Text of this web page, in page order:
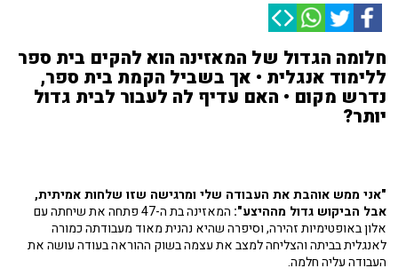
חלומה הגדול של המאזינה הוא להקים בית ספר
ללימוד אנגלית • אך בשביל הקמת בית ספר,
נדרש מקום • האם עדיף לה לעבור לבית גדול
יותר?
"אני ממש אוהבת את העבודה שלי ומרגישה שזו שלחות אמיתית,
אבל הביקוש גדול מההיצע":
המאזינה בת ה-47 פתחה את שיחתה עם
אלון באופטימיות זהירה, וסיפרה שהיא נהנית מאוד מעבודתה כמורה
לאנגלית בביתה והצליחה למצב את עצמה בשוק ההוראה בעודה עושה את
העבודה עליה חלמה.